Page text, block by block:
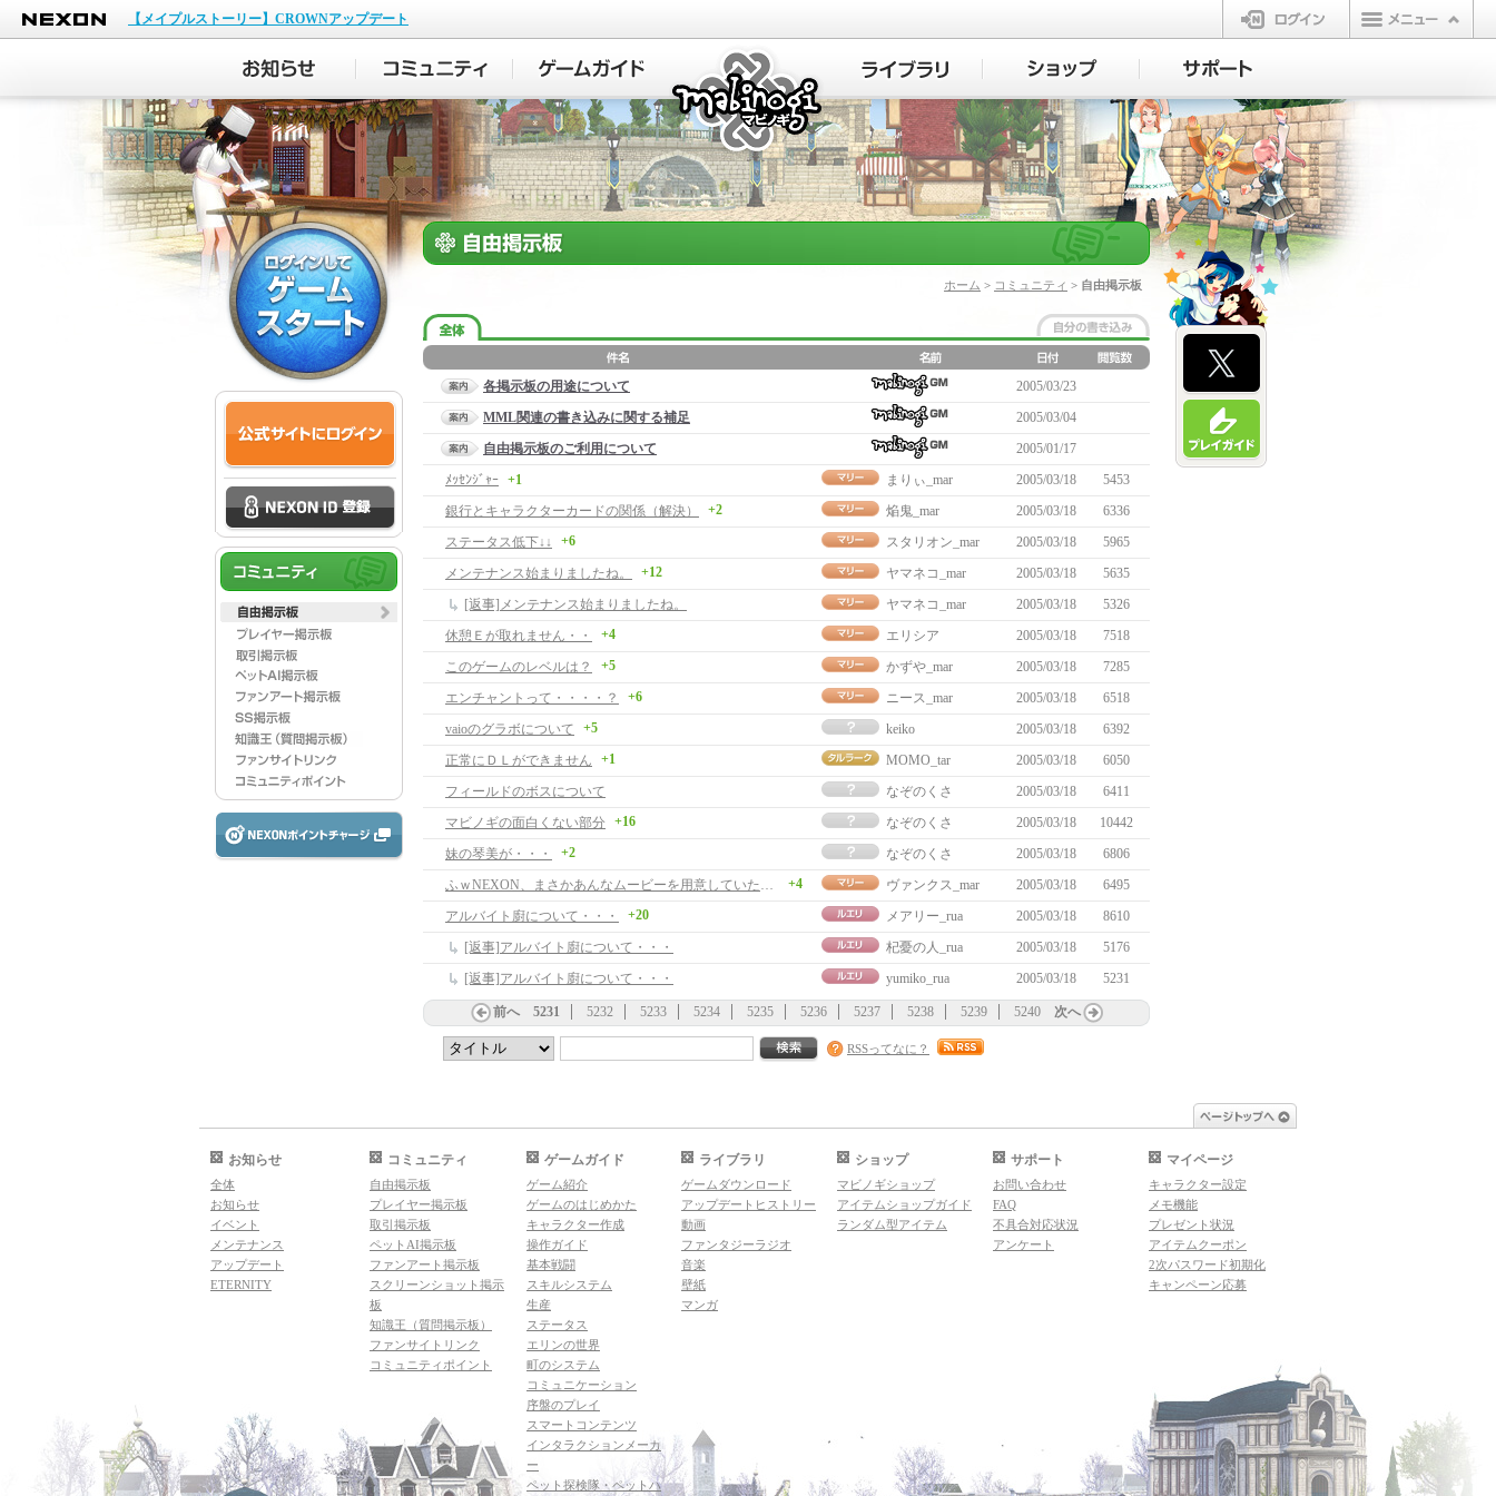
NEXON
【メイプルストーリー】CROWNアップデート
ログイン
マビノギ
ホーム > コミュニティ > 自由掲示板
各掲示板の用途について
2005/03/23
MML関連の書き込みに関する補足
2005/03/04
自由掲示板のご利用について
2005/01/17
ﾒｯｾﾝｼﾞｬｰ +1 まりぃ_mar 2005/03/18
5453
銀行とキャラクターカードの関係（解決）
+2 焔鬼_mar 2005/03/18
6336
ステータス低下↓↓
+6 スタリオン_mar 2005/03/18
5965
メンテナンス始まりましたね。
+12 ヤマネコ_mar 2005/03/18
5635
[返事]メンテナンス始まりましたね。
ヤマネコ_mar 2005/03/18
5326
休憩Ｅが取れません・・
+4 エリシア 2005/03/18
7518
このゲームのレベルは？
+5 かずや_mar 2005/03/18
7285
エンチャントって・・・・？
+6 ニース_mar 2005/03/18
6518
vaioのグラボについて
+5 keiko 2005/03/18
6392
正常にＤＬができません
+1 MOMO_tar 2005/03/18
6050
フィールドのボスについて
なぞのくさ 2005/03/18
6411
マビノギの面白くない部分 +16 なぞのくさ 2005/03/18
10442
妹の琴美が・・・
+2 なぞのくさ 2005/03/18
6806
ふｗNEXON、まさかあんなムービーを用意していたとは・・・
+4 ヴァンクス_mar 2005/03/18
6495
アルバイト廚について・・・
+20 メアリー_rua 2005/03/18
8610
[返事]アルバイト廚について・・・
杞憂の人_rua 2005/03/18
5176
[返事]アルバイト廚について・・・
yumiko_rua 2005/03/18 5231
前へ 5231 5232 5233 5234 5235 5236 5237 5238 5239 5240 次へ
RSSってなに？
お知らせ
全体
お知らせ
イベント
メンテナンス
アップデート
ETERNITY
コミュニティ
自由掲示板
プレイヤー掲示板
取引掲示板
ペットAI掲示板
ファンアート掲示板
スクリーンショット掲示
板
知識王（質問掲示板）
ファンサイトリンク
コミュニティポイント
ゲームガイド
ゲーム紹介
ゲームのはじめかた
キャラクター作成
操作ガイド
基本戦闘
スキルシステム
生産
ステータス
エリンの世界
町のシステム
コミュニケーション
序盤のプレイ
スマートコンテンツ
インタラクションメーカ
ー
ペット探検隊・ペットハ
ライブラリ
ゲームダウンロード
アップデートヒストリー
動画
ファンタジーラジオ
音楽
壁紙
マンガ
ショップ
マビノギショップ
アイテムショップガイド
ランダム型アイテム
サポート
お問い合わせ
FAQ
不具合対応状況
アンケート
マイページ
キャラクター設定
メモ機能
プレゼント状況
アイテムクーポン
2次パスワード初期化
キャンペーン応募